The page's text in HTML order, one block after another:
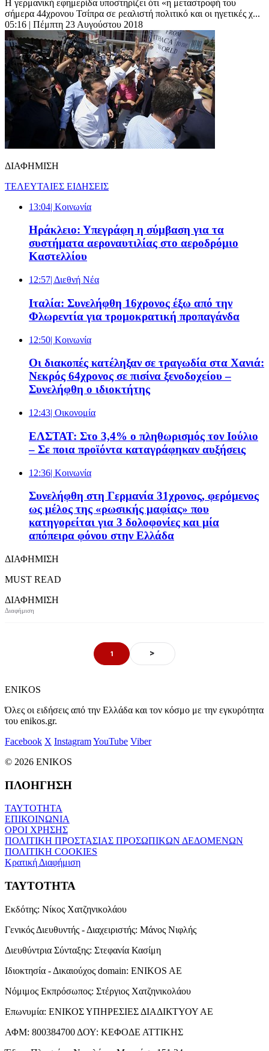
H γερμανική εφημερίδα υποστηρίζει ότι «η μεταστροφή του
σήμερα 44χρονου Τσίπρα σε ρεαλιστή πολιτικό και οι ηγετικές χ...
05:16 | Πέμπτη 23 Αυγούστου 2018
ΔΙΑΦΗΜΙΣΗ
ΤΕΛΕΥΤΑΙΕΣ ΕΙΔΗΣΕΙΣ
13:04| Κοινωνία
Ηράκλειο: Υπεγράφη η σύμβαση για τα
συστήματα αεροναυτιλίας στο αεροδρόμιο
Καστελλίου
12:57| Διεθνή Νέα
Ιταλία: Συνελήφθη 16χρονος έξω από την
Φλωρεντία για τρομοκρατική προπαγάνδα
12:50| Κοινωνία
Οι διακοπές κατέληξαν σε τραγωδία στα Χανιά:
Νεκρός 64χρονος σε πισίνα ξενοδοχείου –
Συνελήφθη ο ιδιοκτήτης
12:43| Oικονομία
ΕΛΣΤΑΤ: Στο 3,4% ο πληθωρισμός τον Ιούλιο
– Σε ποια προϊόντα καταγράφηκαν αυξήσεις
12:36| Κοινωνία
Συνελήφθη στη Γερμανία 31χρονος, φερόμενος
ως μέλος της «ρωσικής μαφίας» που
κατηγορείται για 3 δολοφονίες και μία
απόπειρα φόνου στην Ελλάδα
ΔΙΑΦΗΜΙΣΗ
MUST READ
ΔΙΑΦΗΜΙΣΗ
1 >
ENIKOS
Όλες οι ειδήσεις από την Ελλάδα και τον κόσμο με την εγκυρότητα
του enikos.gr.
Facebook X InstagramYouTube Viber
© 2026 ENIKOS
ΠΛΟΗΓΗΣΗ
ΤΑΥΤΟΤΗΤΑ
ΕΠΙΚΟΙΝΩΝΙΑ
ΟΡΟΙ ΧΡΗΣΗΣ
ΠΟΛΙΤΙΚΗ ΠΡΟΣΤΑΣΙΑΣ ΠΡΟΣΩΠΙΚΩΝ ΔΕΔΟΜΕΝΩΝ
ΠΟΛΙΤΙΚΗ COOKIES
Κρατική Διαφήμιση
ΤΑΥΤΟΤΗΤΑ
Εκδότης: Νίκος Χατζηνικολάου
Γενικός Διευθυντής - Διαχειριστής: Μάνος Νιφλής
Διευθύντρια Σύνταξης: Στεφανία Κασίμη
Ιδιοκτησία - Δικαιούχος domain: ENIKOS AE
Νόμιμος Εκπρόσωπος: Στέργιος Χατζηνικολάου
Επωνυμία: ΕΝΙΚΟΣ ΥΠΗΡΕΣΙΕΣ ΔΙΑΔΙΚΤΥΟΥ ΑΕ
ΑΦΜ: 800384700 ΔΟΥ: ΚΕΦΟΔΕ ΑΤΤΙΚΗΣ